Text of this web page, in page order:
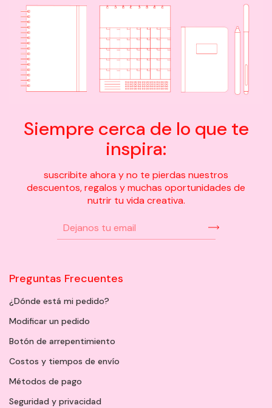
Siempre cerca de lo que te
inspira:
suscribite ahora y no te pierdas nuestros
descuentos, regalos y muchas oportunidades de
nutrir tu vida creativa.
Preguntas Frecuentes
¿Dónde está mi pedido?
Modificar un pedido
Botón de arrepentimiento
Costos y tiempos de envío
Métodos de pago
Seguridad y privacidad